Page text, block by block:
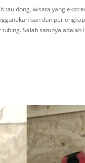
tau dong, wisata yang
ban dan
Salah satunya adalah